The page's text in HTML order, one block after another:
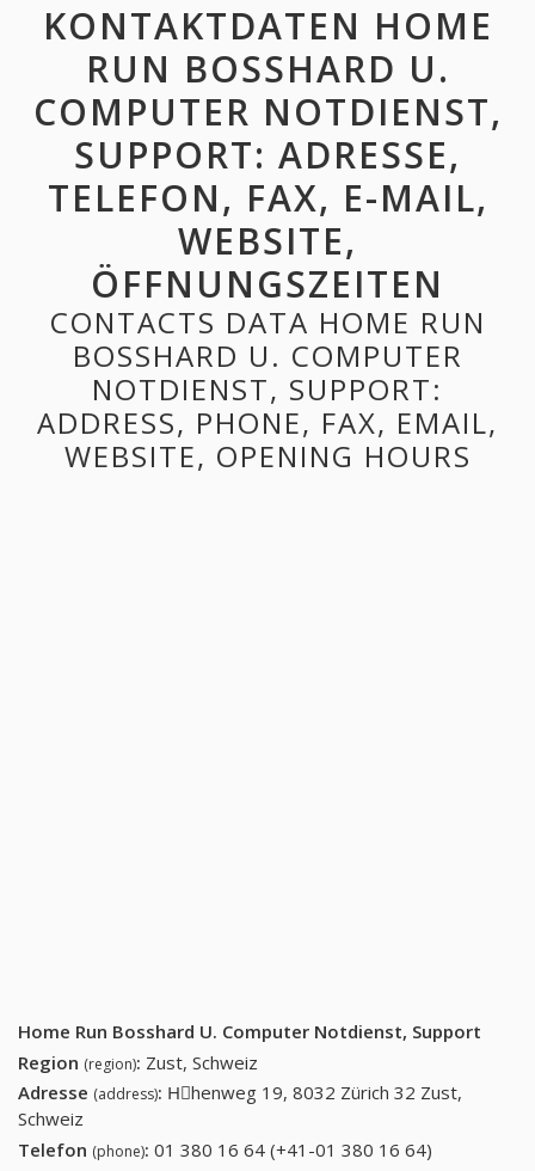
KONTAKTDATEN HOME
RUN BOSSHARD U.
COMPUTER NOTDIENST,
SUPPORT: ADRESSE,
TELEFON, FAX, E-MAIL,
WEBSITE,
ÖFFNUNGSZEITEN
CONTACTS DATA HOME RUN
BOSSHARD U. COMPUTER
NOTDIENST, SUPPORT:
ADDRESS, PHONE, FAX, EMAIL,
WEBSITE, OPENING HOURS
Home Run Bosshard U. Computer Notdienst, Support
Region (region): Zust, Schweiz
Adresse (address): Hِhenweg 19, 8032 Zürich 32 Zust,
Schweiz
Telefon (phone): 01 380 16 64 (+41-01 380 16 64)